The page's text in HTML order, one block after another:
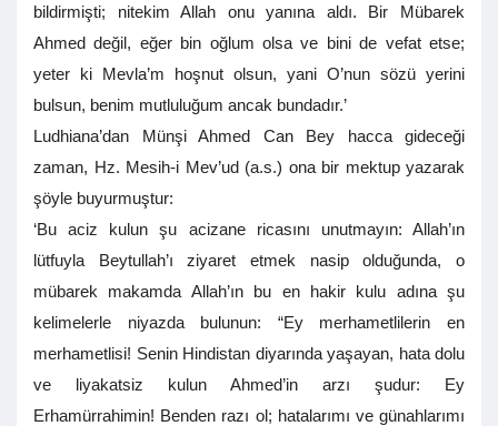
bildirmişti; nitekim Allah onu yanına aldı. Bir Mübarek
Ahmed değil, eğer bin oğlum olsa ve bini de vefat etse;
yeter ki Mevla’m hoşnut olsun, yani O’nun sözü yerini
bulsun, benim mutluluğum ancak bundadır.’
Ludhiana’dan Münşi Ahmed Can Bey hacca gideceği
zaman, Hz. Mesih-i Mev’ud (a.s.) ona bir mektup yazarak
şöyle buyurmuştur:
‘Bu aciz kulun şu acizane ricasını unutmayın: Allah’ın
lütfuyla Beytullah’ı ziyaret etmek nasip olduğunda, o
mübarek makamda Allah’ın bu en hakir kulu adına şu
kelimelerle niyazda bulunun: “Ey merhametlilerin en
merhametlisi! Senin Hindistan diyarında yaşayan, hata dolu
ve liyakatsiz kulun Ahmed’in arzı şudur: Ey
Erhamürrahimin! Benden razı ol; hatalarımı ve günahlarımı